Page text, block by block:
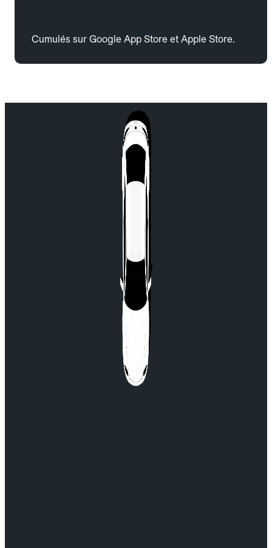
Cumulés sur Google App Store et Apple Store.